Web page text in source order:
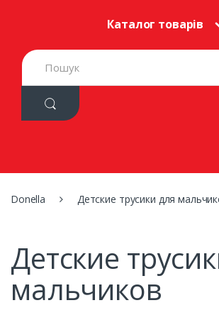
Каталог товарів
S
e
h
:
Donella Детские трусики для
Детские
мальчиков